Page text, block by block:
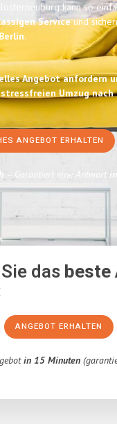
kann so
Serviceund
.
Angebot anfordern
Umzug
ANGEBOT ERHALTEN
– Garantiert eine Antwort
dasbeste
ANGEBOT ERHALTEN
in 15 Minuten